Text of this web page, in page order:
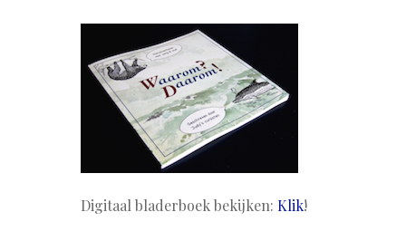
Digitaal bladerboek bekijken: Klik!